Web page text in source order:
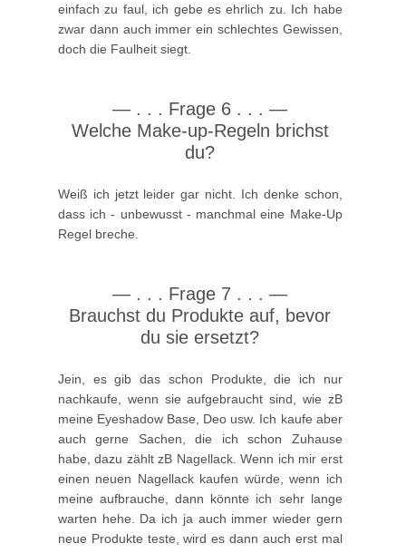
einfach zu faul, ich gebe es ehrlich zu. Ich habe
zwar dann auch immer ein schlechtes Gewissen,
doch die Faulheit siegt.
— . . . Frage 6 . . . —
Welche Make-up-Regeln brichst
du?
Weiß ich jetzt leider gar nicht. Ich denke schon,
dass ich - unbewusst - manchmal eine Make-Up
Regel breche.
— . . . Frage 7 . . . —
Brauchst du Produkte auf, bevor
du sie ersetzt?
Jein, es gib das schon Produkte, die ich nur
nachkaufe, wenn sie aufgebraucht sind, wie zB
meine Eyeshadow Base, Deo usw. Ich kaufe aber
auch gerne Sachen, die ich schon Zuhause
habe, dazu zählt zB Nagellack. Wenn ich mir erst
einen neuen Nagellack kaufen würde, wenn ich
meine aufbrauche, dann könnte ich sehr lange
warten hehe. Da ich ja auch immer wieder gern
neue Produkte teste, wird es dann auch erst mal